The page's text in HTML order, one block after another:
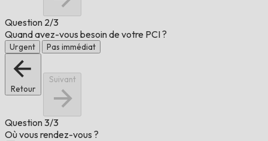
Question 2/3
Quand avez-vous besoin de votre PCI ?
Urgent Pas immédiat
Retour
Suivant
Question3/3
Où vous rendez-vous ?